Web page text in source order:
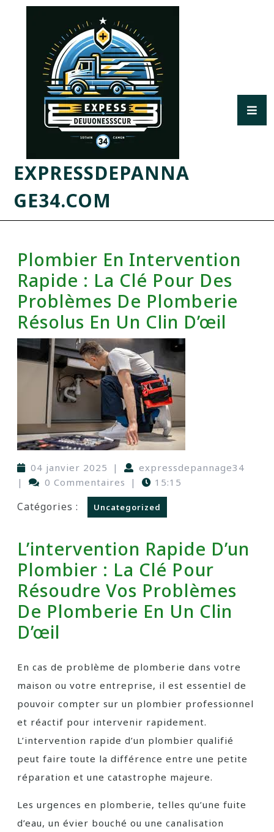
EXPRESSDEPANNA
GE34.COM
Plombier En Intervention
Rapide : La Clé Pour Des
Problèmes De Plomberie
Résolus En Un Clin D’œil
04 janvier 2025 |
expressdepannage34
|
0 Commentaires | 15:15
Catégories : Uncategorized
L’intervention Rapide D’un
Plombier : La Clé Pour
Résoudre Vos Problèmes
De Plomberie En Un Clin
D’œil
En cas de problème de plomberie dans votre
maison ou votre entreprise, il est essentiel de
pouvoir compter sur un plombier professionnel
et réactif pour intervenir rapidement.
L’intervention rapide d’un plombier qualifié
peut faire toute la différence entre une petite
réparation et une catastrophe majeure.
Les urgences en plomberie, telles qu’une fuite
d’eau, un évier bouché ou une canalisation